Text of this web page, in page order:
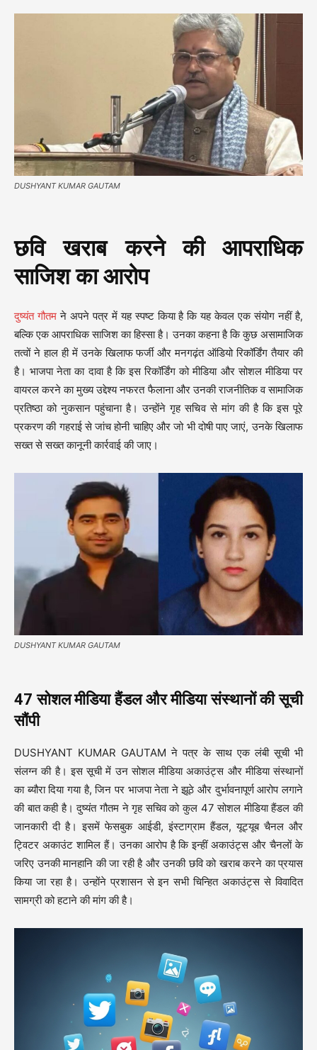
DUSHYANT KUMAR GAUTAM
छवि खराब करने की आपराधिक
साजिश का आरोप
दुष्यंत गौतमने अपने पत्र में यह स्पष्ट किया है कि यह केवल एक संयोग नहीं है,
बल्कि एक आपराधिक साजिश का हिस्सा है। उनका कहना है कि कुछ असामाजिक
तत्वों ने हाल ही में उनके खिलाफ फर्जी और मनगढ़ंत ऑडियो रिकॉर्डिंग तैयार की
है। भाजपा नेता का दावा है कि इस रिकॉर्डिंग को मीडिया और सोशल मीडिया पर
वायरल करने का मुख्य उद्देश्य नफरत फैलाना और उनकी राजनीतिक व सामाजिक
प्रतिष्ठा को नुकसान पहुंचाना है। उन्होंने गृह सचिव से मांग की है कि इस पूरे
प्रकरण की गहराई से जांच होनी चाहिए और जो भी दोषी पाए जाएं, उनके खिलाफ
सख्त से सख्त कानूनी कार्रवाई की जाए।
DUSHYANT KUMAR GAUTAM
47 सोशल मीडिया हैंडल और मीडिया संस्थानों की सूची
सौंपी
DUSHYANT KUMAR GAUTAM ने पत्र के साथ एक लंबी सूची भी
संलग्न की है। इस सूची में उन सोशल मीडिया अकाउंट्स और मीडिया संस्थानों
का ब्यौरा दिया गया है, जिन पर भाजपा नेता ने झूठे और दुर्भावनापूर्ण आरोप लगाने
की बात कही है। दुष्यंत गौतम ने गृह सचिव को कुल 47 सोशल मीडिया हैंडल की
जानकारी दी है। इसमें फेसबुक आईडी, इंस्टाग्राम हैंडल, यूट्यूब चैनल और
ट्विटर अकाउंट शामिल हैं। उनका आरोप है कि इन्हीं अकाउंट्स और चैनलों के
जरिए उनकी मानहानि की जा रही है और उनकी छवि को खराब करने का प्रयास
किया जा रहा है। उन्होंने प्रशासन से इन सभी चिन्हित अकाउंट्स से विवादित
सामग्री को हटाने की मांग की है।